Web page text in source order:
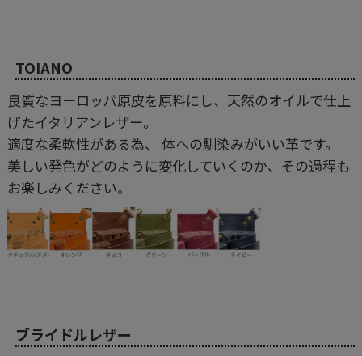
TOIANO
良質なヨーロッパ原皮を原料にし、天然のオイルで仕上
げたイタリアンレザー。
適度な柔軟性がある為、 体への馴染みがいい革です。
美しい発色がどのように変化していくのか、その過程も
お楽しみください。
ブライドルレザー